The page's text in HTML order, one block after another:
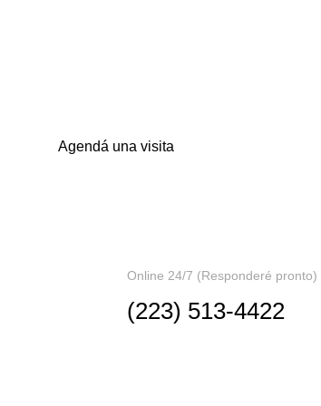
Agendá una visita
Online 24/7 (Responderé pronto)
(223) 513-4422